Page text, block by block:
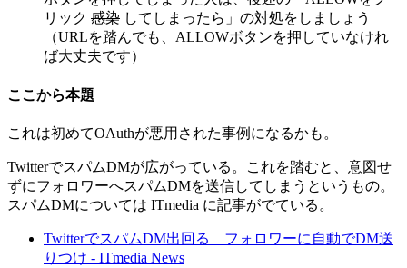
リック 感染 してしまったら」の対処をしましょう
（URLを踏んでも、ALLOWボタンを押していなけれ
ば大丈夫です）
ここから本題
これは初めてOAuthが悪用された事例になるかも。
TwitterでスパムDMが広がっている。これを踏むと、意図せ
ずにフォロワーへスパムDMを送信してしまうというもの。
スパムDMについては ITmedia に記事がでている。
TwitterでスパムDM出回る フォロワーに自動でDM送
りつけ - ITmedia News